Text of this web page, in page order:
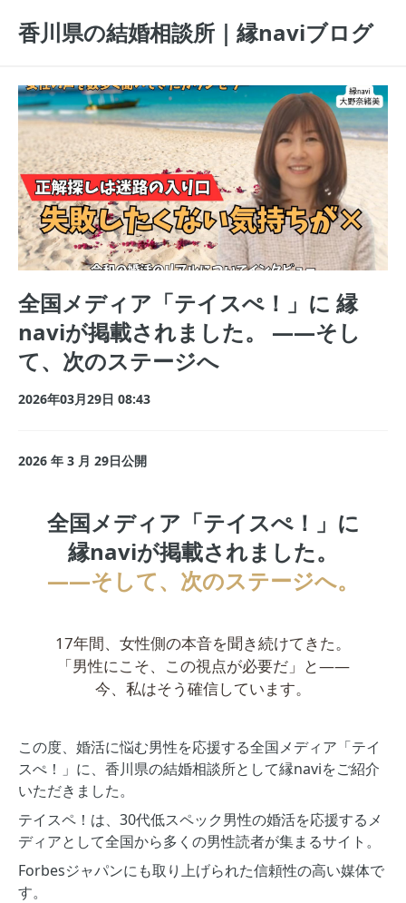
香川県の結婚相談所｜縁naviブログ
全国メディア「テイスぺ！」に 縁
naviが掲載されました。 ——そし
て、次のステージへ
2026年03月29日 08:43
2026 年 3 月 29日公開
全国メディア「テイスぺ！」に
縁naviが掲載されました。
——そして、次のステージへ。
17年間、女性側の本音を聞き続けてきた。
「男性にこそ、この視点が必要だ」と——
今、私はそう確信しています。
この度、婚活に悩む男性を応援する全国メディア「テイ
スぺ！」に、香川県の結婚相談所として縁naviをご紹介
いただきました。
テイスペ！は、30代低スペック男性の婚活を応援するメ
ディアとして全国から多くの男性読者が集まるサイト。
Forbesジャパンにも取り上げられた信頼性の高い媒体で
す。